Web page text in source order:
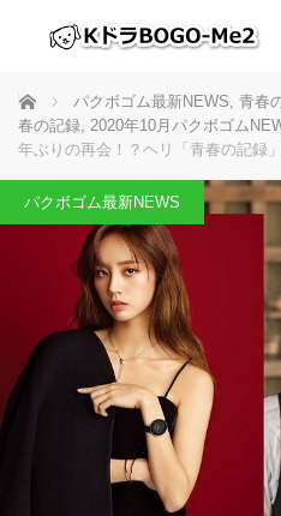
ホーム パクボゴム最新NEWS, 青春
春の記録, 2020年10月パクボゴム
年ぶりの再会！？ヘリ「青春の記録
パクボゴム最新NEWS